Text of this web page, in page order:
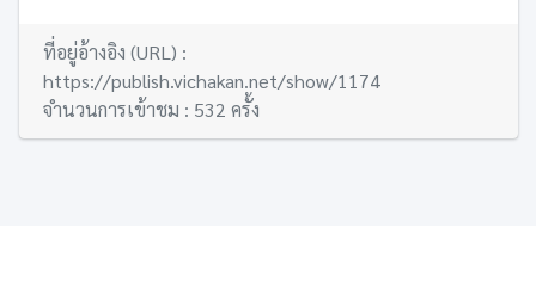
ที่อยู่อ้างอิง (URL) :
https://publish.vichakan.net/show/1174
จำนวนการเข้าชม : 532 ครั้ง